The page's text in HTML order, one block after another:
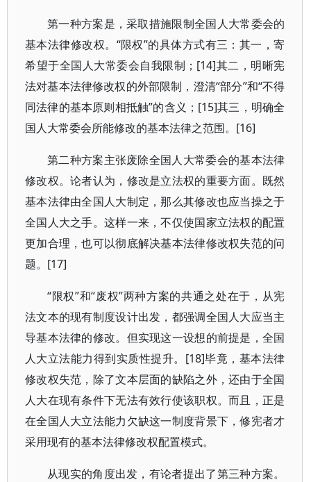
第一种方案是，采取措施限制全国人大常委会的
基本法律修改权。“限权”的具体方式有三：其一，寄
希望于全国人大常委会自我限制；[14]其二，明晰宪
法对基本法律修改权的外部限制，澄清“部分”和“不得
同法律的基本原则相抵触”的含义；[15]其三，明确全
国人大常委会所能修改的基本法律之范围。[16]
第二种方案主张废除全国人大常委会的基本法律
修改权。论者认为，修改是立法权的重要方面。既然
基本法律由全国人大制定，那么其修改也应当操之于
全国人大之手。这样一来，不仅使国家立法权的配置
更加合理，也可以彻底解决基本法律修改权失范的问
题。[17]
“限权”和“废权”两种方案的共通之处在于，从宪
法文本的现有制度设计出发，都强调全国人大应当主
导基本法律的修改。但实现这一设想的前提是，全国
人大立法能力得到实质性提升。[18]毕竟，基本法律
修改权失范，除了文本层面的缺陷之外，还由于全国
人大在现有条件下无法有效行使该职权。而且，正是
在全国人大立法能力欠缺这一制度背景下，修宪者才
采用现有的基本法律修改权配置模式。
从现实的角度出发，有论者提出了第三种方案。